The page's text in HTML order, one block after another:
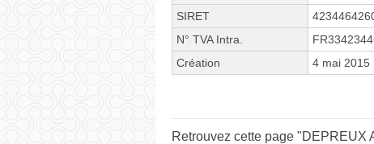
SIRET
N° TVA Intra.
Création
4 mai 2015
Retrouvez cette page "DEPREUX